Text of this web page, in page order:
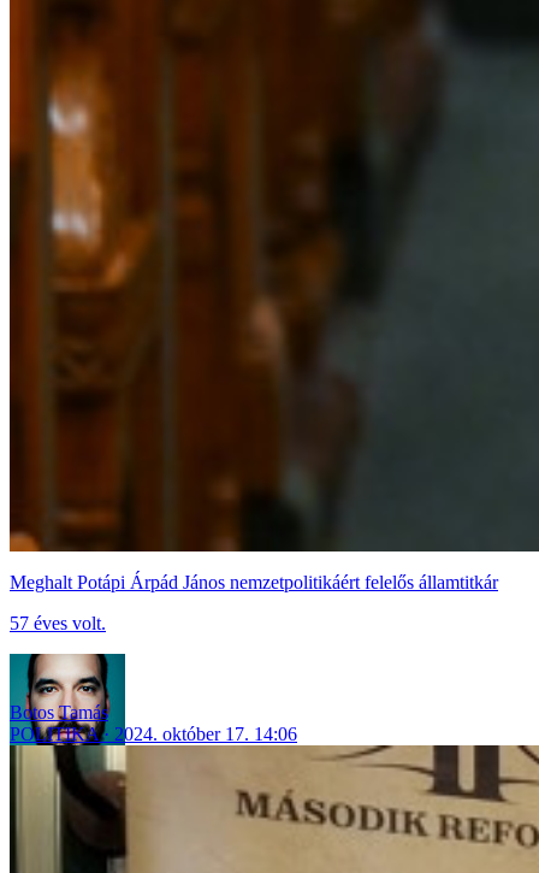
Meghalt Potápi Árpád János nemzetpolitikáért felelős államtitkár
57 éves volt.
Botos Tamás
POLITIKA
2024. október 17. 14:06